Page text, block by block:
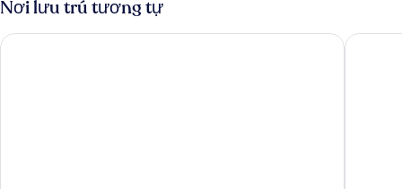
giường
king
Nơi lưu trú tương tự
Pullman Miami Airport